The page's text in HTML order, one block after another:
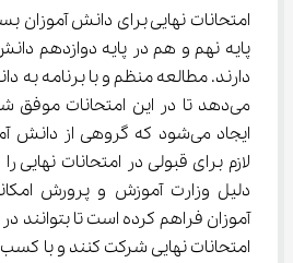
امتحانات نهایی برای دانش آموزان
پایه نهم و هم در پایه دوازدهم
دارند. مطالعه منظم و با برنامه به
می‌دهد تا در این امتحانات موفق
لازم برای قبولی در امتحانات
دلیل وزارت آموزش و پرورش
آموزان فراهم کرده است تا بتوانند
امتحانات نهایی شرکت کنند و با